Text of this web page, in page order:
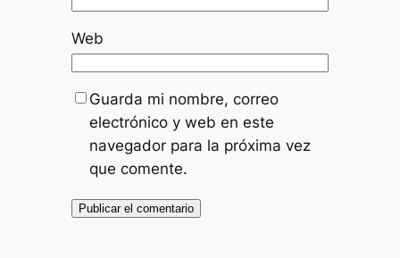
Web
Guarda mi nombre, correo
electrónico y web en este
navegador para la próxima vez
que comente.